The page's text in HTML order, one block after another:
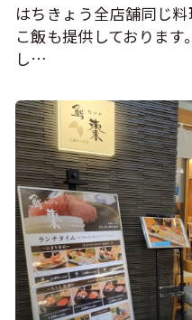
はちきょう全店舗同じ
こ飯も提供しておりま
し…